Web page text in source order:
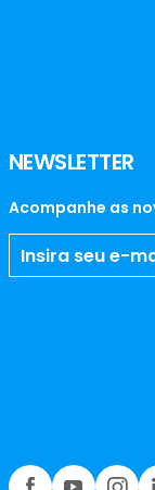
NEWSLETTER
Acompanhe as